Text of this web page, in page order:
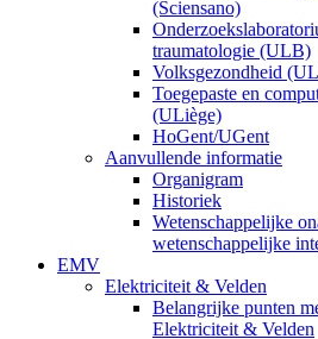
(Sciensano)
traumatologie (ULB)
Volksgezondheid
Toegepaste en
(ULiège)
HoGent/UGent
Aanvullende informatie
Organigram
Historiek
Wetenschappelijke
wetenschappelijke
EMV
Elektriciteit & Velden
Belangrijke punten
Elektriciteit & Velden